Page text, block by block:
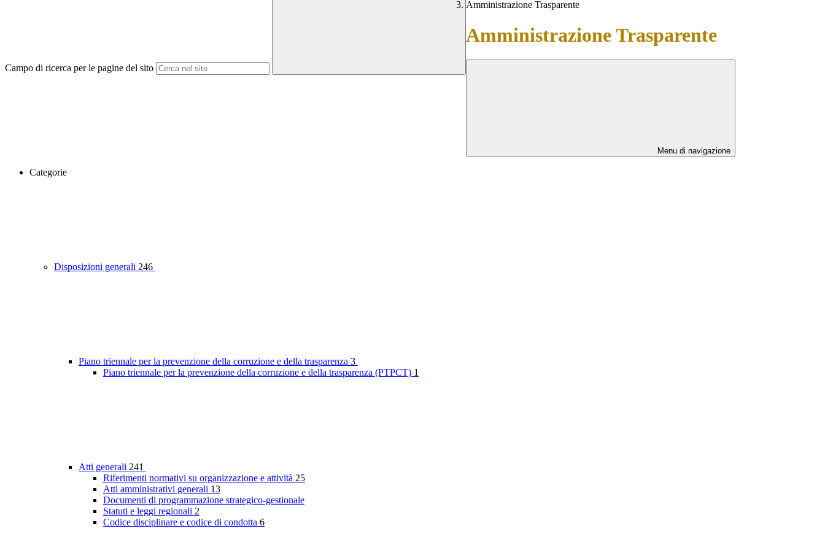
Campo di ricerca per le pagine del sito
Amministrazione Trasparente
Amministrazione Trasparente
Menu di navigazione
Categorie
Disposizioni generali 246
Piano triennale per la prevenzione della corruzione e della trasparenza 3
Piano triennale per la prevenzione della corruzione e della trasparenza (PTPCT) 1
Atti generali 241
Riferimenti normativi su organizzazione e attività 25
Atti amministrativi generali 13
Documenti di programmazione strategico-gestionale
Statuti e leggi regionali 2
Codice disciplinare e codice di condotta 6